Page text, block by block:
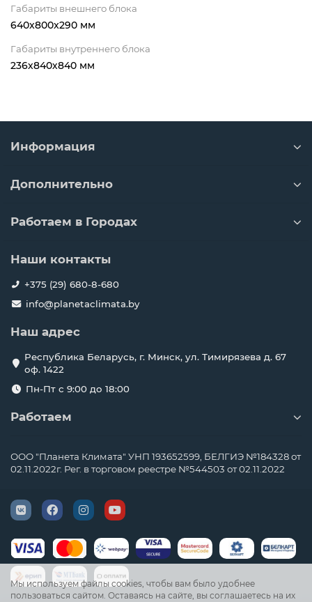
Габариты внешнего блока
640x800x290 мм
Габариты внутреннего блока
236х840х840 мм
Мы используем файлы cookies, чтобы вам было удобнее
пользоваться сайтом. Оставаясь на сайте, вы соглашаетесь на их
Информация
Дополнительно
Работаем в Городах
Наши контакты
+375 (29) 680-8-680
info@planetaclimata.by
Наш адрес
Республика Беларусь, г. Минск, ул. Тимирязева д. 67
оф. 1422
Пн-Пт с 9:00 до 18:00
Работаем
ООО "Планета Климата" УНП 193652599, БЕЛГИЭ №184328 от
02.11.2022г. Рег. в торговом реестре №544503 от 02.11.2022